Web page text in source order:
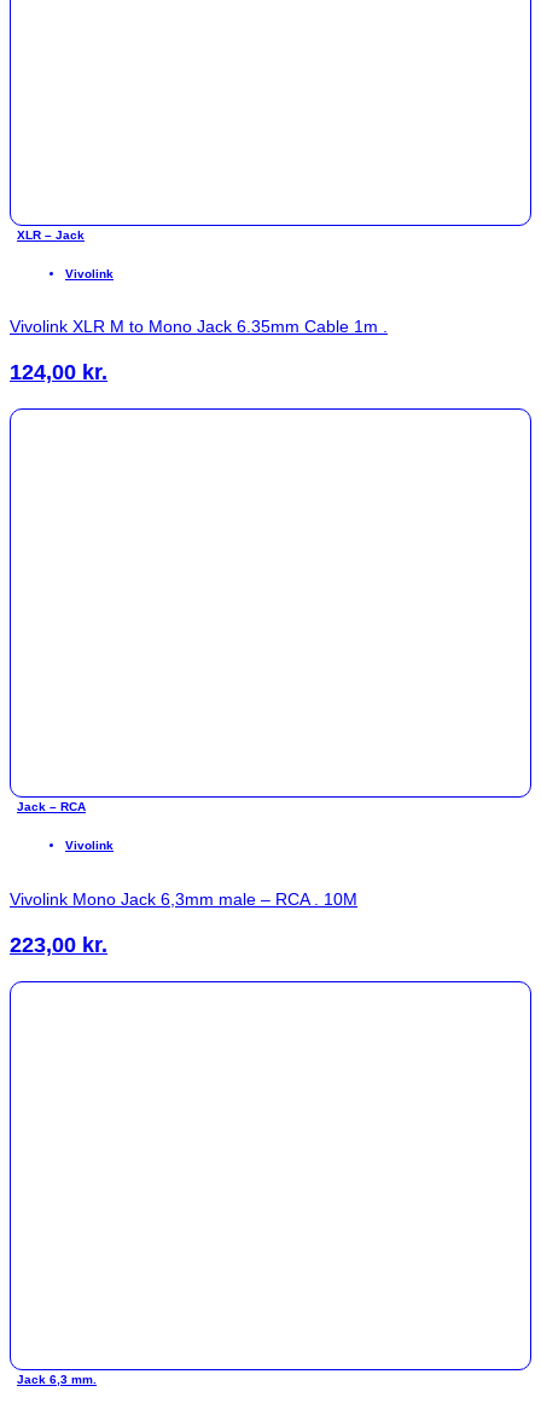
XLR – Jack
Vivolink
Vivolink XLR M to Mono Jack 6.35mm Cable 1m .
124,00 kr.
Jack – RCA
Vivolink
Vivolink Mono Jack 6,3mm male – RCA . 10M
223,00 kr.
Jack 6,3 mm.